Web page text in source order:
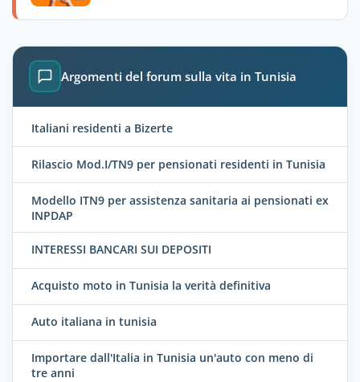
Argomenti del forum sulla vita in Tunisia
Italiani residenti a Bizerte
Rilascio Mod.I/TN9 per pensionati residenti in Tunisia
Modello ITN9 per assistenza sanitaria ai pensionati ex
INPDAP
INTERESSI BANCARI SUI DEPOSITI
Acquisto moto in Tunisia la verità definitiva
Auto italiana in tunisia
Importare dall'Italia in Tunisia un'auto con meno di
tre anni